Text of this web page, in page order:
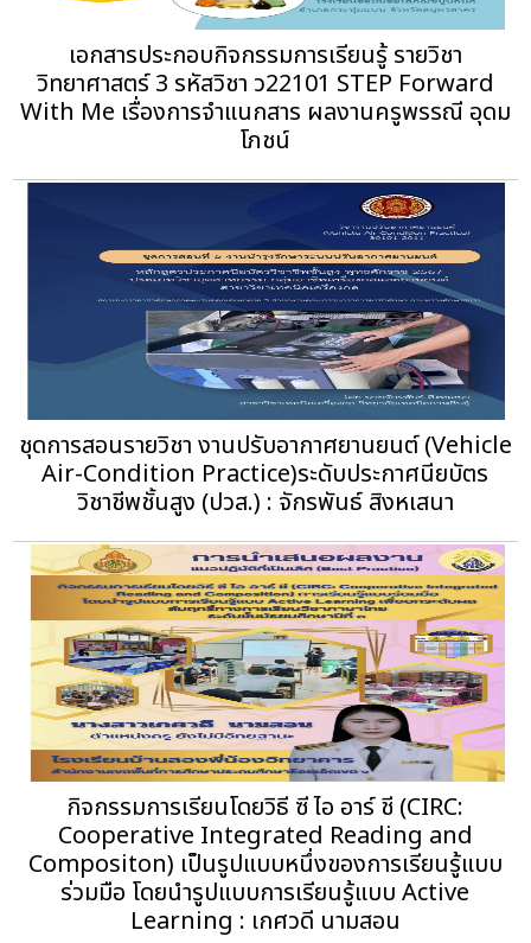
เอกสารประกอบกิจกรรมการเรียนรู้ รายวิชา
วิทยาศาสตร์ 3 รหัสวิชา ว22101 STEP Forward
With Me เรื่องการจำแนกสาร ผลงานครูพรรณี อุดม
โภชน์
ชุดการสอนรายวิชา งานปรับอากาศยานยนต์ (Vehicle
Air-Condition Practice)ระดับประกาศนียบัตร
วิชาชีพชั้นสูง (ปวส.) : จักรพันธ์ สิงหเสนา
กิจกรรมการเรียนโดยวิธี ซี ไอ อาร์ ชี (CIRC:
Cooperative Integrated Reading and
Compositon) เป็นรูปแบบหนึ่งของการเรียนรู้แบบ
ร่วมมือ โดยนำรูปแบบการเรียนรู้แบบ Active
Learning : เกศวดี นามสอน